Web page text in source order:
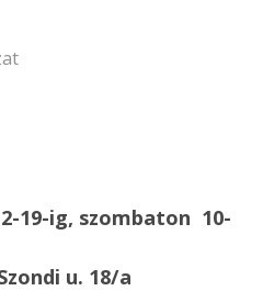
19-ig, szombaton 10-
u. 18/a